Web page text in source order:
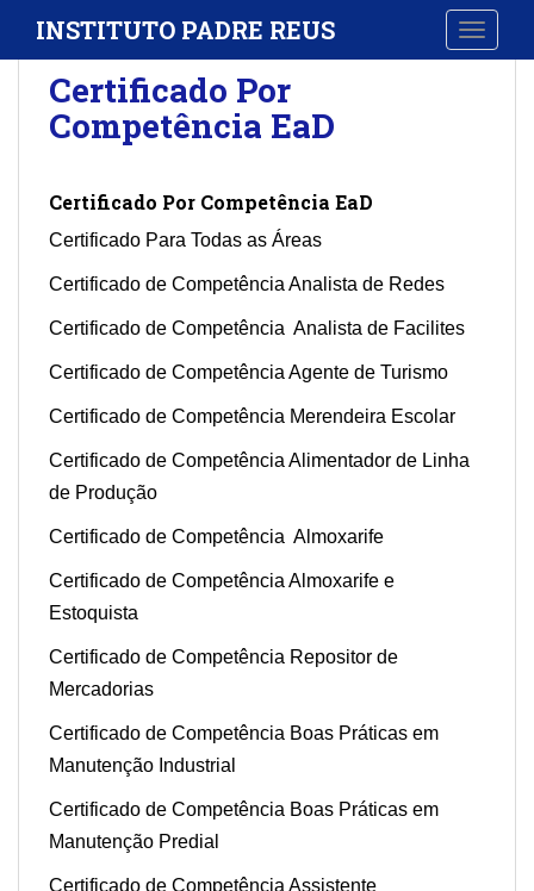
i
INSTITUTO PADRE REUS
Certificado Por
Competência EaD
Certificado Por Competência EaD
Certificado Para Todas as Áreas
Certificado de Competência Analista de Redes
Certificado de Competência Analista de Facilites
Certificado de Competência Agente de Turismo
Certificado de Competência Merendeira Escolar
Certificado de Competência Alimentador de Linha
de Produção
Certificado de Competência Almoxarife
Certificado de Competência Almoxarife e
Estoquista
Certificado de Competência Repositor de
Mercadorias
Certificado de Competência Boas Práticas em
Manutenção Industrial
Certificado de Competência Boas Práticas em
Manutenção Predial
Certificado de Competência Assistente